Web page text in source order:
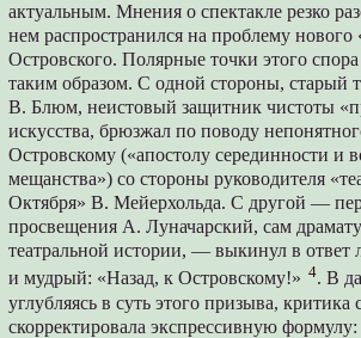
актуальным. Мнения о спектакле резко
нем распространился на проблему нового
Островского. Полярные точки этого
таким образом. С одной стороны, старый
В. Блюм, неистовый защитник чистоты
искусства, брюзжал по поводу
Островскому («апостолу серединности и
мещанства») со стороны руководителя
Октября» В. Мейерхольда. С другой —
просвещения А. Луначарский, сам
театральной истории, — выкинул в ответ
и мудрый: «Назад, к Островскому!» 4. В
углубляясь в суть этого призыва, критика
скорректировала экспрессивную